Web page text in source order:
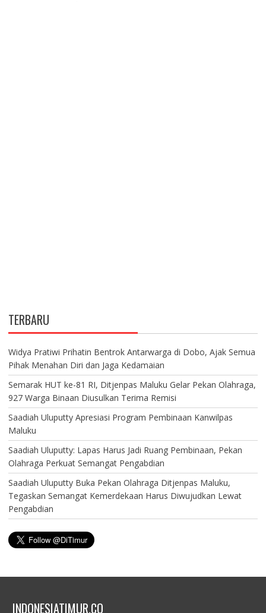
TERBARU
Widya Pratiwi Prihatin Bentrok Antarwarga di Dobo, Ajak Semua
Pihak Menahan Diri dan Jaga Kedamaian
Semarak HUT ke-81 RI, Ditjenpas Maluku Gelar Pekan Olahraga,
927 Warga Binaan Diusulkan Terima Remisi
Saadiah Uluputty Apresiasi Program Pembinaan Kanwilpas
Maluku
Saadiah Uluputty: Lapas Harus Jadi Ruang Pembinaan, Pekan
Olahraga Perkuat Semangat Pengabdian
Saadiah Uluputty Buka Pekan Olahraga Ditjenpas Maluku,
Tegaskan Semangat Kemerdekaan Harus Diwujudkan Lewat
Pengabdian
INDONESIATIMUR.CO